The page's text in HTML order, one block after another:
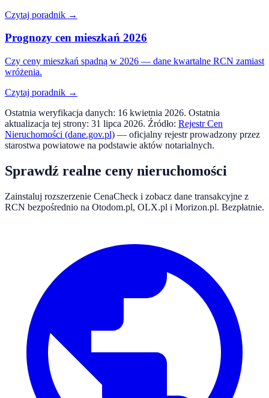
Czytaj poradnik →
Prognozy cen mieszkań 2026
Czy ceny mieszkań spadną w 2026 — dane kwartalne RCN zamiast
wróżenia.
Czytaj poradnik →
Ostatnia weryfikacja danych: 16 kwietnia 2026. Ostatnia
aktualizacja tej strony: 31 lipca 2026. Źródło: Rejestr Cen
Nieruchomości (dane.gov.pl) — oficjalny rejestr prowadzony przez
starostwa powiatowe na podstawie aktów notarialnych.
Sprawdź realne ceny nieruchomości
Zainstaluj rozszerzenie CenaCheck i zobacz dane transakcyjne z
RCN bezpośrednio na Otodom.pl, OLX.pl i Morizon.pl. Bezpłatnie.